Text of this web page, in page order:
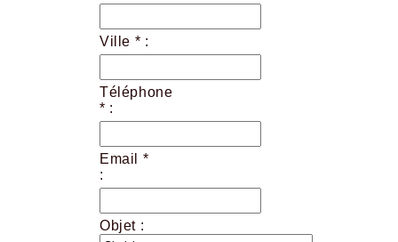
Ville * :
Téléphone
* :
Email *
:
Objet :